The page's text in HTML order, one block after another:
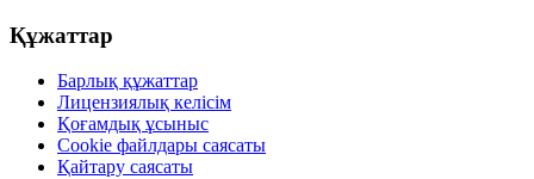
Құжаттар
Барлық құжаттар
Лицензиялық келісім
Қоғамдық ұсыныс
Cookie файлдары саясаты
Қайтару саясаты